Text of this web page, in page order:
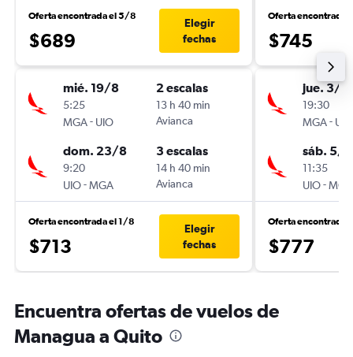
Oferta encontrada el 5/8
$689
Elegir
fechas
mié. 19/8
5:25
MGA- UIO
2 escalas
13 h 40 min
Avianca
dom. 23/8
9:20
UIO-MGA
3 escalas
14 h 40 min
Avianca
Oferta encontrada el 1/8
$713
Elegir
fechas
Oferta encontrada
$745
jue. 3/9
19:30
MGA- UIO
sáb. 5/9
11:35
UIO-MGA
Oferta encontrada
$777
Encuentra ofertas de vuelos de
Managua a Quito